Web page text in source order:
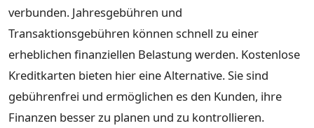
verbunden. Jahresgebühren und
Transaktionsgebühren können schnell zu einer
erheblichen finanziellen Belastung werden. Kostenlose
Kreditkarten bieten hier eine Alternative. Sie sind
gebührenfrei und ermöglichen es den Kunden, ihre
Finanzen besser zu planen und zu kontrollieren.